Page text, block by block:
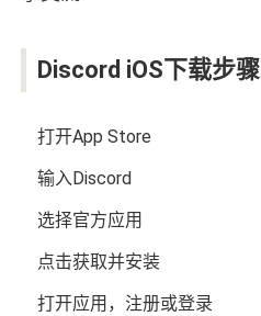
Discord iOS下载步骤
打开App Store
输入Discord
选择官方应用
点击获取并安装
打开应用，注册或登录